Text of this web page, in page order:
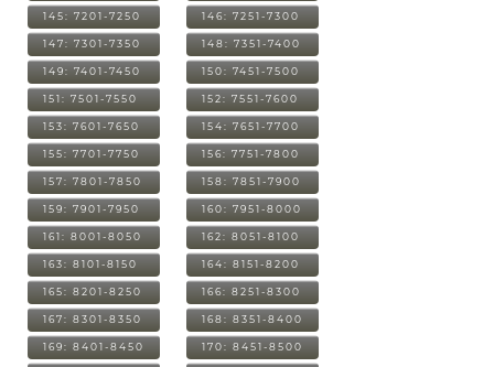
145: 7201-7250 146: 7251-7300
147: 7301-7350 148: 7351-7400
149: 7401-7450 150: 7451-7500
151: 7501-7550 152: 7551-7600
153: 7601-7650 154: 7651-7700
155: 7701-7750 156: 7751-7800
157: 7801-7850 158: 7851-7900
159: 7901-7950 160: 7951-8000
161: 8001-8050 162: 8051-8100
163: 8101-8150 164: 8151-8200
165: 8201-8250 166: 8251-8300
167: 8301-8350 168: 8351-8400
169: 8401-8450 170: 8451-8500